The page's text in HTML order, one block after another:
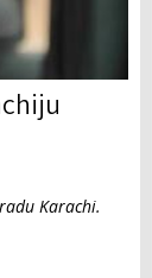
Karachi.